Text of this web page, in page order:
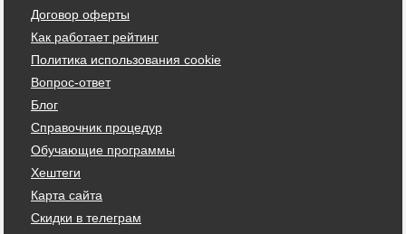
Договор оферты
Как работает рейтинг
Политика использования cookie
Вопрос-ответ
Блог
Справочник процедур
Обучающие программы
Хештеги
Карта сайта
Скидки в телеграм